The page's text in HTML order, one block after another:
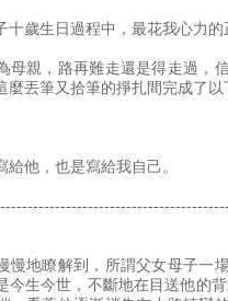
十歲生日過程中，最花我心力的
母親，路再難走還是得走過，
麼丟筆又拾筆的掙扎間完成了以
給他，也是寫給我自己。
慢地瞭解到，所謂父女母子一
今生今世，不斷地在目送他的